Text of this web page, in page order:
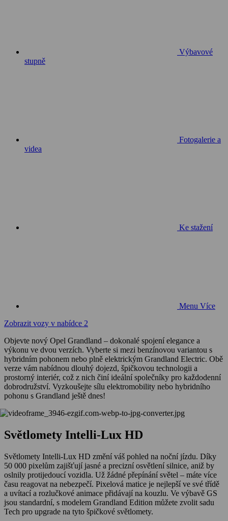
Výbavové
stupně
Fotogalerie a
videa
Ke stažení
Menu Více
Zobrazit vozy v nabídce 2
Objevte nový Opel Grandland – dokonalé spojení elegance a
výkonu ve dvou verzích. Vyberte si mezi benzínovou variantou s
hybridním pohonem nebo plně elektrickým Grandland Electric. Obě
verze vám nabídnou dlouhý dojezd, špičkovou technologii a
prostorný interiér, což z nich činí ideální společníky pro každodenní
dobrodružství. Vyzkoušejte sílu elektromobility nebo hybridního
pohonu s Grandland ještě dnes!
Světlomety Intelli-Lux HD
Světlomety Intelli-Lux HD změní váš pohled na noční jízdu. Díky
50 000 pixelům zajišťují jasné a precizní osvětlení silnice, aniž by
oslnily protijedoucí vozidla. Už žádné přepínání světel – máte více
času reagovat na nebezpečí. Pixelová matice je nejlepší ve své třídě
a uvítací a rozlučkové animace přidávají na kouzlu. Ve výbavě GS
jsou standardní, s modelem Grandland Edition můžete zvolit sadu
Tech pro upgrade na tyto špičkové světlomety.